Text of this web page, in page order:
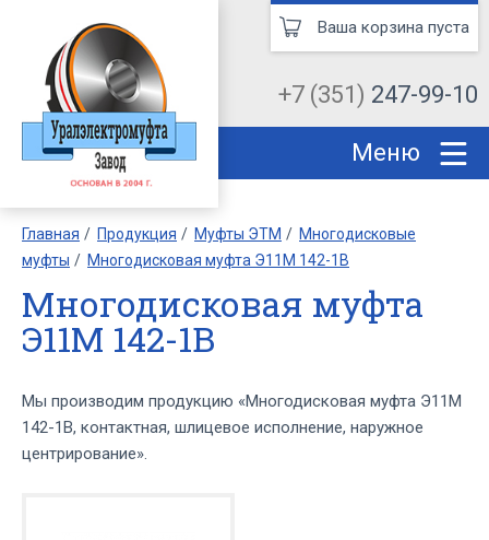
+7 (351) 247-99-10
Ваша корзина пуста
Меню
Главная Продукция Муфты ЭТМ
Многодисковые
муфты
Многодисковая муфта Э11М 142-1В
Многодисковая муфта
Э11М 142-1В
Мы производим продукцию «Многодисковая муфта Э11М
142-1В, контактная, шлицевое исполнение, наружное
центрирование».